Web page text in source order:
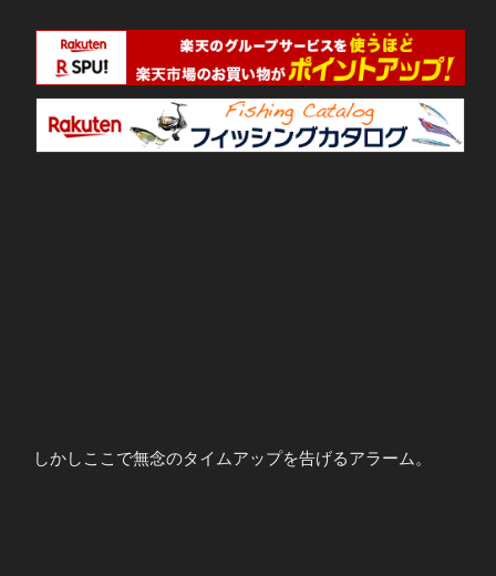
しかしここで無念のタイムアップを告げるアラーム。